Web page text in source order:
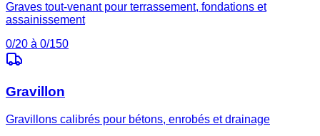
Graves tout-venant pour terrassement, fondations et
assainissement
0/20 à 0/150
Gravillon
Gravillons calibrés pour bétons, enrobés et drainage